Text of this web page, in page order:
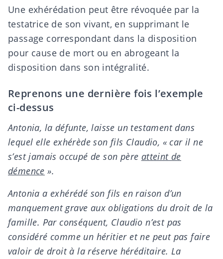
Une exhérédation peut être révoquée par la
testatrice de son vivant, en supprimant le
passage correspondant dans la disposition
pour cause de mort ou en abrogeant la
disposition dans son intégralité.
Reprenons une dernière fois l’exemple
ci-dessus
Antonia, la défunte, laisse un testament dans
lequel elle exhérède son fils Claudio, « car il ne
s’est jamais occupé de son père atteint de
démence ».
Antonia a exhérédé son fils en raison d’un
manquement grave aux obligations du droit de la
famille. Par conséquent, Claudio n’est pas
considéré comme un héritier et ne peut pas faire
valoir de droit à la réserve héréditaire. La